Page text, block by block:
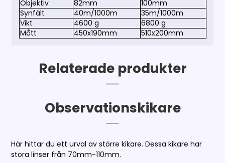
Objektiv 82mm
100mm
Synfält
40m/1000m
35m/1000m
Vikt
4600 g
6800 g
Mått
450x190mm 510x200mm
Relaterade produkter
Observationskikare
Här hittar du ett urval av större kikare. Dessa kikare har
stora linser från 70mm-110mm.